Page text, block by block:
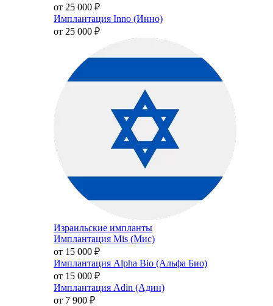
от 25 000 ₽
Имплантация Inno (Инно)
от 25 000 ₽
Израильские импланты
Имплантация Mis (Мис)
от 15 000 ₽
Имплантация Alpha Bio (Альфа Био)
от 15 000 ₽
Имплантация Adin (Адин)
от 7 900 ₽